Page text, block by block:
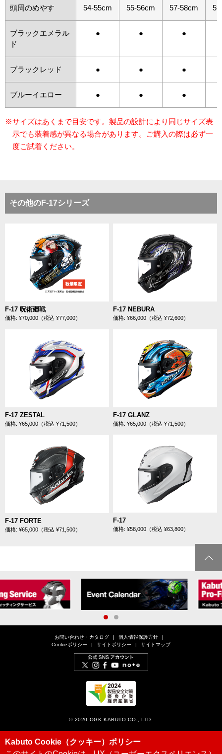
頭周のめやす 54-55cm 55-56cm 57-58cm
ブラックエメラル
ド
● ● ●
ブラックレッド ● ● ●
ブルーイエロー ● ● ●
※サイズはあくまで目安です。製品の設計により同じサイズ表
示でも装着感が異なる場合があります。ご購入の際は必ず一
度ご試着ください。
その他のF-17シリーズ
F-17 呪術廻戦
価格: ¥70,000（税込 ¥77,000）
F-17 NEBURA
価格: ¥66,000（税込 ¥72,600）
F-17 ZESTAL
価格: ¥65,000（税込 ¥71,500）
F-17 GLANZ
価格: ¥65,000（税込 ¥71,500）
F-17 FORTE
価格: ¥65,000（税込 ¥71,500）
F-17
価格: ¥58,000（税込 ¥63,800）
1
お問い合わせ・カタログ
個人情報保護方針
Cookieポリシー
サイトポリシー サイトマップ
© 2020 OGK KABUTO CO., LTD.
Kabuto Cookie（クッキー）ポリシー